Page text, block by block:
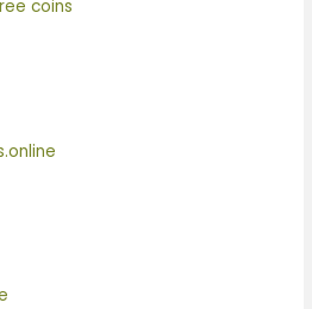
coins